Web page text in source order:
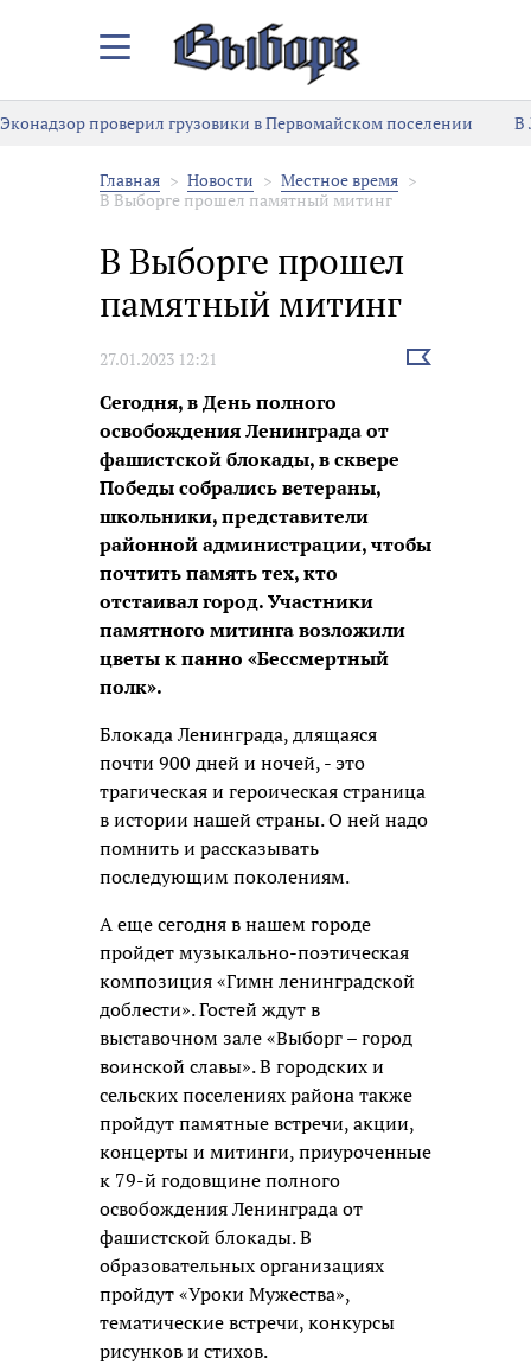
Закрыть/
меню
Эконадзор проверил грузовики в Первомайском поселении
В
Главная Новости
Местное время
В Выборге прошел памятный митинг
В Выборге прошел
памятный митинг
27.01.2023 12:21
Выбрать
Сегодня, в День полного
освобождения Ленинграда от
фашистской блокады, в сквере
Победы собрались ветераны,
школьники, представители
районной администрации, чтобы
почтить память тех, кто
отстаивал город. Участники
памятного митинга возложили
цветы к панно «Бессмертный
полк».
Блокада Ленинграда, длящаяся
почти 900 дней и ночей, - это
трагическая и героическая страница
в истории нашей страны. О ней надо
помнить и рассказывать
последующим поколениям.
А еще сегодня в нашем городе
пройдет музыкально-поэтическая
композиция «Гимн ленинградской
доблести». Гостей ждут в
выставочном зале «Выборг – город
воинской славы». В городских и
сельских поселениях района также
пройдут памятные встречи, акции,
концерты и митинги, приуроченные
к 79-й годовщине полного
освобождения Ленинграда от
фашистской блокады. В
образовательных организациях
пройдут «Уроки Мужества»,
тематические встречи, конкурсы
рисунков и стихов.